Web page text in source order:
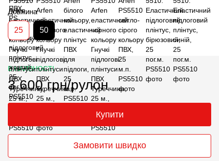
Довжина
25 50
В НАЯВНОСТІ
3 600 грн/рулон
Купити
Замовити швидко